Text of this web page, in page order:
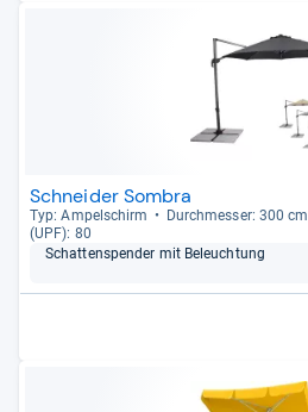
Schneider Sombra
Typ: Ampel­schirm Durch­mes­ser: 300 cm
(UPF): 80
Schat­ten­spen­der mit Beleuch­tung